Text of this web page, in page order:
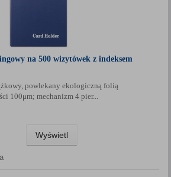
na 500 wizytówek z indeksem
powlekany ekologiczną folią
100μm; mechanizm 4 pier...
Wyświetl